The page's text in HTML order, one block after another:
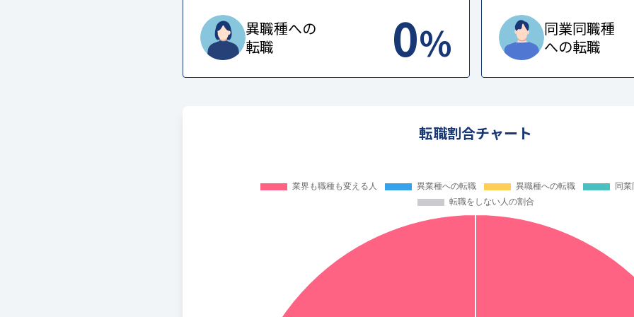
異職種への
転職
0%
同業同職種
への転職
転職割合チャート